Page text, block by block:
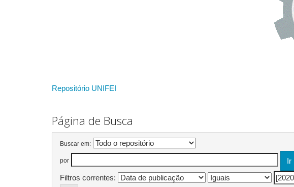
Repositório UNIFEI
Página de Busca
Buscar em:
por
Filtros correntes: